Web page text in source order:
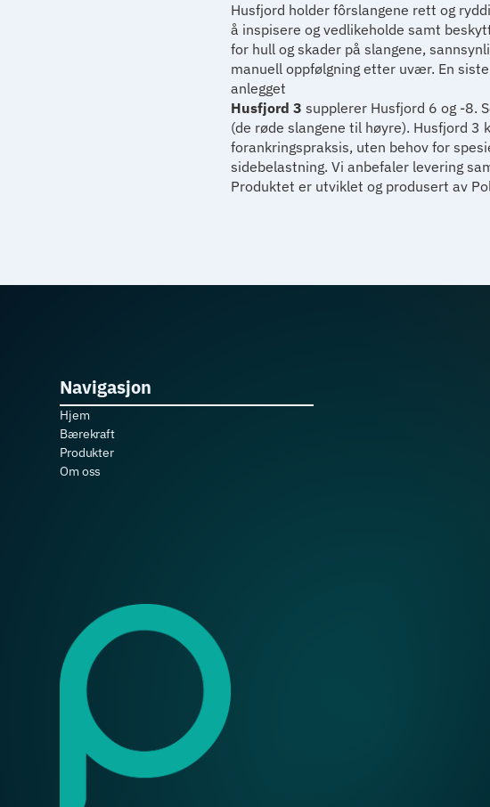
Husfjord holder fôrslangene rett og
å inspisere og vedlikeholde samt
for hull og skader på slangene,
manuell oppfølgning etter uvær. En
anlegget
Husfjord 3 supplerer Husfjord 6 og -8.
(de røde slangene til høyre). Husfjord
forankringspraksis, uten behov for
sidebelastning. Vi anbefaler levering
Produktet er utviklet og produsert av
Navigasjon
Hjem
Bærekraft
Produkter
Om oss